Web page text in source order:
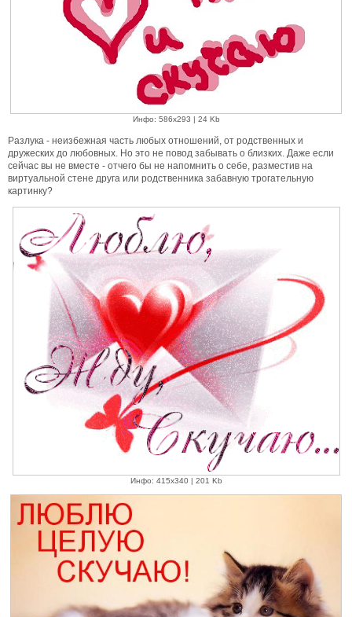
Инфо: 586х293 | 24 Kb
Разлука - неизбежная часть любых отношений, от родственных и
дружеских до любовных. Но это не повод забывать о близких. Даже если
сейчас вы не вместе - отчего бы не напомнить о себе, разместив на
виртуальной стене друга или родственника забавную трогательную
картинку?
Инфо: 415х340 | 201 Kb